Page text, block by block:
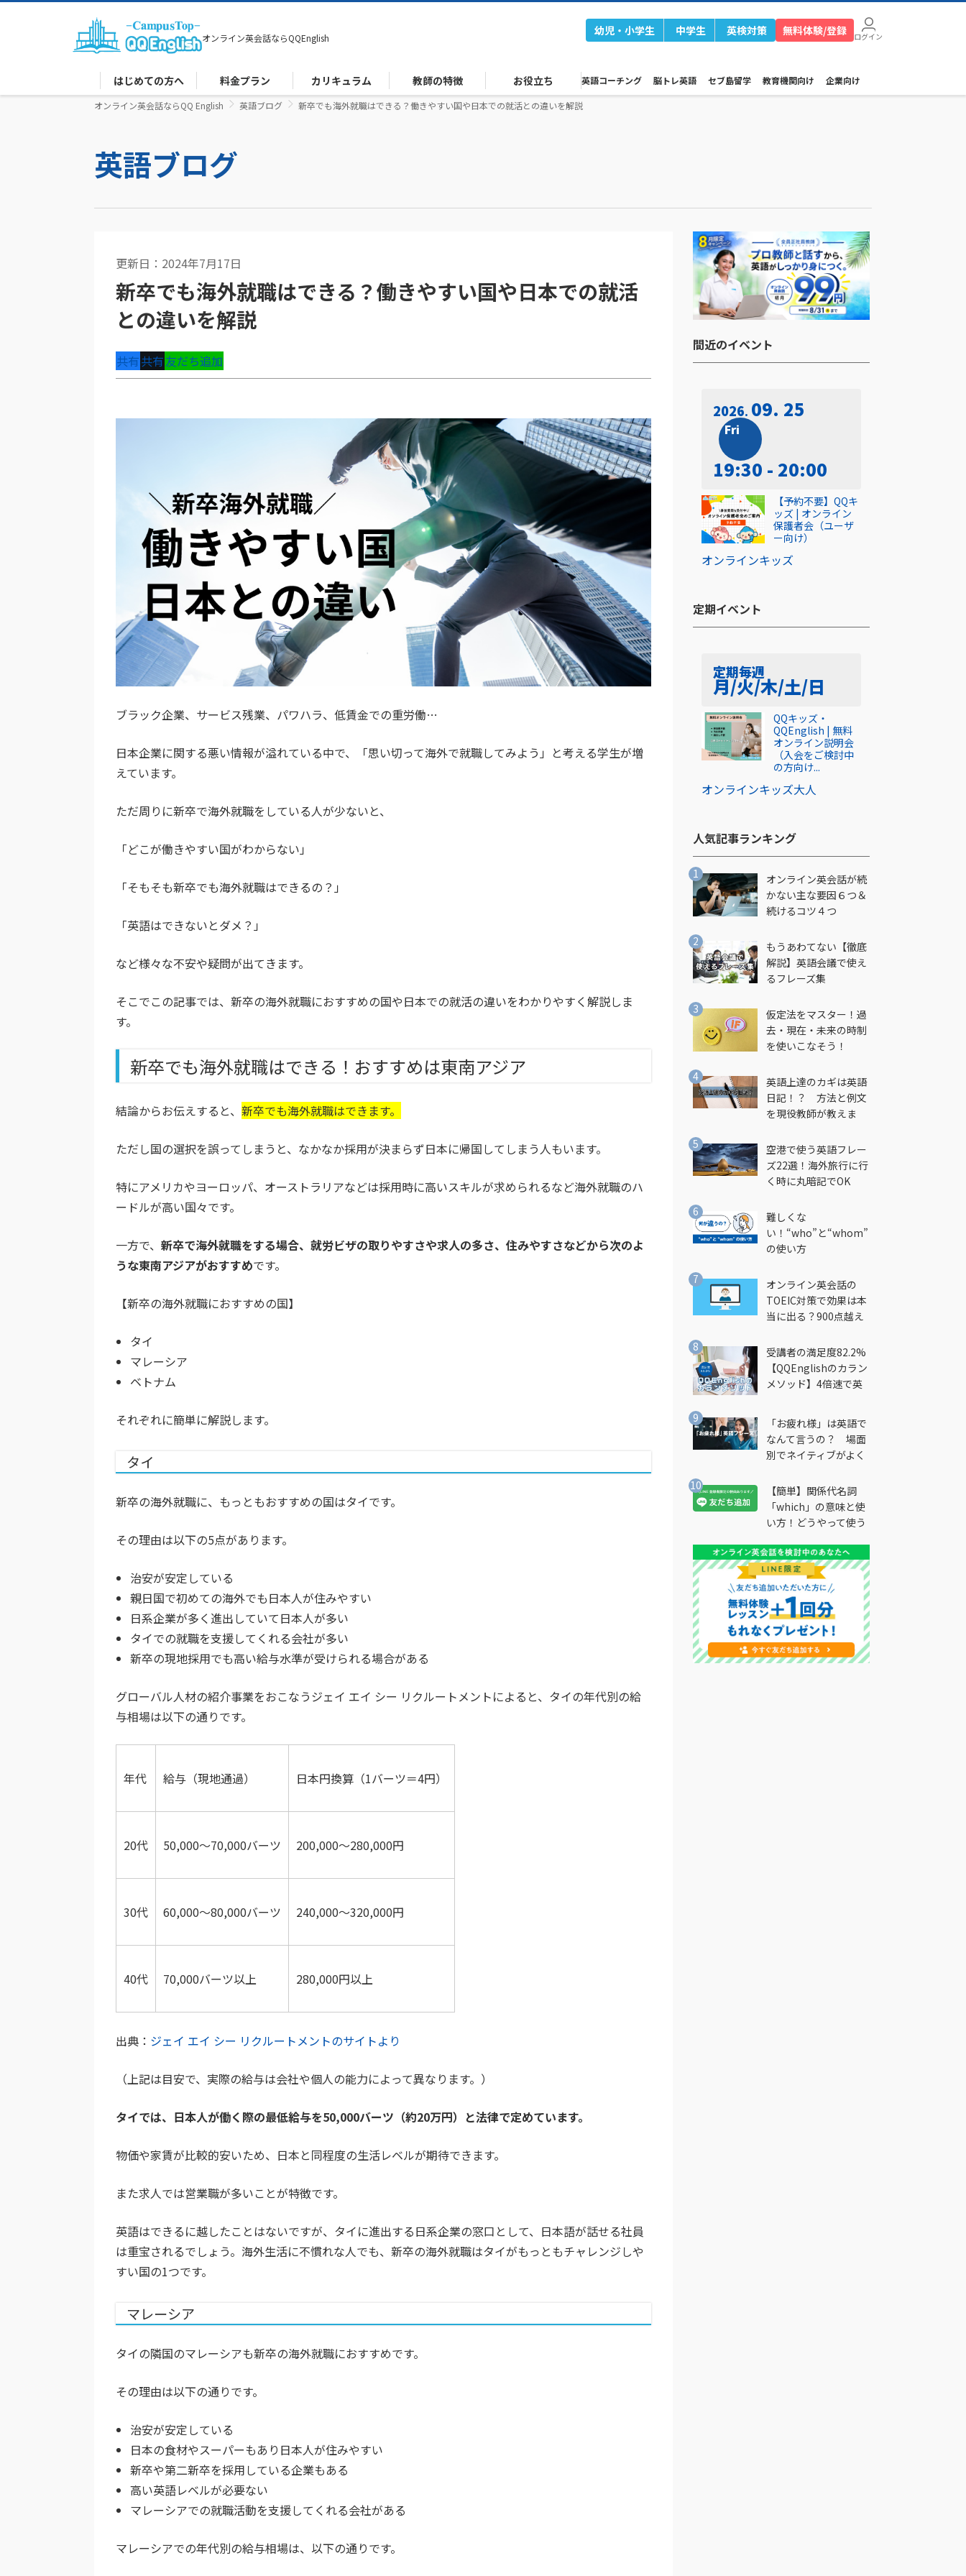
オンライン英会話ならQQEnglish
幼児・小学生 中学生 英検対策 無料体験/登録 ログイン
はじめての方へ 料金プラン カリキュラム 教師の特徴 お役立ち 英語コーチング 脳トレ英語 セブ島留学 教育機関向け 企業向け
オンライン英会話ならQQ English 英語ブログ 新卒でも海外就職はできる？働きやすい国や日本での就活との違いを解説
英語ブログ
更新日：2024年7月17日
新卒でも海外就職はできる？働きやすい国や日本での就活
との違いを解説
共有共有友だち追加
ブラック企業、サービス残業、パワハラ、低賃金での重労働…
日本企業に関する悪い情報が溢れている中で、「思い切って海外で就職してみよう」と考える学生が増
えています。
ただ周りに新卒で海外就職をしている人が少ないと、
「どこが働きやすい国がわからない」
「そもそも新卒でも海外就職はできるの？」
「英語はできないとダメ？」
など様々な不安や疑問が出てきます。
そこでこの記事では、新卒の海外就職におすすめの国や日本での就活の違いをわかりやすく解説しま
す。
新卒でも海外就職はできる！おすすめは東南アジア
結論からお伝えすると、 新卒でも海外就職はできます。
ただし国の選択を誤ってしまうと、なかなか採用が決まらず日本に帰国してしまう人もいます。
特にアメリカやヨーロッパ、オーストラリアなどは採用時に高いスキルが求められるなど海外就職のハ
ードルが高い国々です。
一方で、 新卒で海外就職をする場合、就労ビザの取りやすさや求人の多さ、住みやすさなどから次のよ
うな東南アジアがおすすめです。
【新卒の海外就職におすすめの国】
タイ
マレーシア
ベトナム
それぞれに簡単に解説します。
タイ
新卒の海外就職に、もっともおすすめの国はタイです。
その理由は以下の5点があります。
治安が安定している
親日国で初めての海外でも日本人が住みやすい
日系企業が多く進出していて日本人が多い
タイでの就職を支援してくれる会社が多い
新卒の現地採用でも高い給与水準が受けられる場合がある
グローバル人材の紹介事業をおこなうジェイ エイ シー リクルートメントによると、タイの年代別の給
与相場は以下の通りです。
年代 給与（現地通過） 日本円換算（1バーツ＝4円）
20代 50,000〜70,000バーツ 200,000〜280,000円
30代 60,000〜80,000バーツ 240,000〜320,000円
40代 70,000バーツ以上 280,000円以上
出典： ジェイ エイ シー リクルートメントのサイトより
（上記は目安で、実際の給与は会社や個人の能力によって異なります。）
タイでは、日本人が働く際の最低給与を50,000バーツ（約20万円）と法律で定めています。
物価や家賃が比較的安いため、日本と同程度の生活レベルが期待できます。
また求人では営業職が多いことが特徴です。
英語はできるに越したことはないですが、タイに進出する日系企業の窓口として、日本語が話せる社員
は重宝されるでしょう。 海外生活に不慣れな人でも、新卒の海外就職はタイがもっともチャレンジしや
すい国の1つです。
マレーシア
タイの隣国のマレーシアも新卒の海外就職におすすめです。
その理由は以下の通りです。
治安が安定している
日本の食材やスーパーもあり日本人が住みやすい
新卒や第二新卒を採用している企業もある
高い英語レベルが必要ない
マレーシアでの就職活動を支援してくれる会社がある
マレーシアでの年代別の給与相場は、以下の通りです。
間近のイベント​
2026 09. 25
Fri
19:30 - 20:00
オンラインキッズ
【予約不要】QQキ
ッズ | オンライン
保護者会（ユーザ
ー向け）
定期イベント​
定期毎週
月/火/木/土/日
オンラインキッズ大人
QQキッズ・
QQEnglish | 無料
オンライン説明会
（入会をご検討中
の方向け...
人気記事ランキング​
オンライン英会話が続
かない主な要因６つ＆
続けるコツ４つ
もうあわてない【徹底
解説】英語会議で使え
るフレーズ集
仮定法をマスター！過
去・現在・未来の時制
を使いこなそう！
英語上達のカギは英語
日記！？ 方法と例文
を現役教師が教えま
空港で使う英語フレー
ズ22選！海外旅行に行
く時に丸暗記でOK
難しくな
い！“who”と“whom”
の使い方
オンライン英会話の
TOEIC対策で効果は本
当に出る？900点越え
受講者の満足度82.2%
【QQEnglishのカラン
メソッド】4倍速で英
法とは？
「お疲れ様」は英語で
なんて言うの？ 場面
別でネイティブがよく
説
【簡単】関係代名詞
「which」の意味と使
い方！どうやって使う